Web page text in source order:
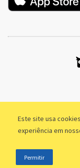
Este site usa
experiência em
Permitir
©2011 - 2026,
Fernandes